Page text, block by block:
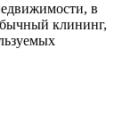
в
клининг,